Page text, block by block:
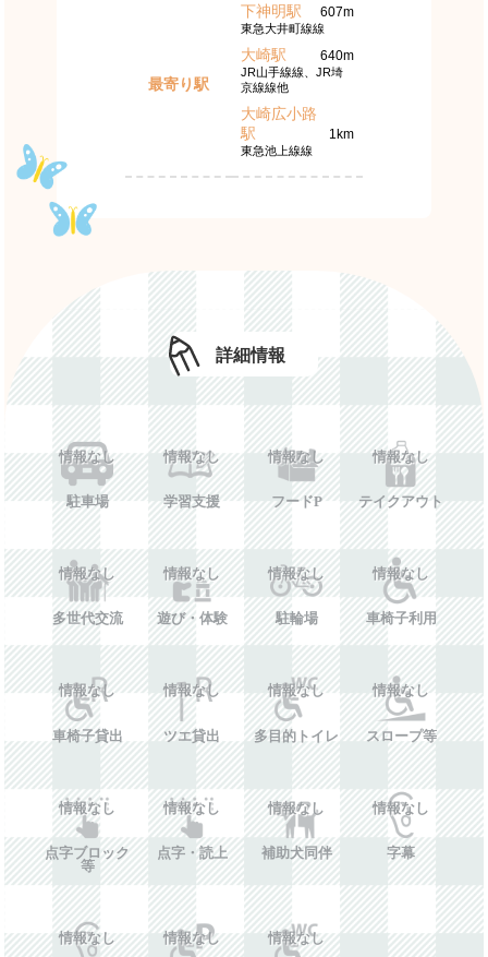
最寄り駅
下神明駅 607m
東急大井町線線
大崎駅 640m
JR山手線線、JR埼
京線線他
大崎広小路
駅
1km
東急池上線線
詳細情報
情報なし
駐車場
情報なし
学習支援
情報なし
フードP
情報なし
テイクアウト
情報なし
多世代交流
情報なし
遊び・体験
情報なし
駐輪場
情報なし
車椅子利用
情報なし
車椅子貸出
情報なし
ツエ貸出
情報なし
多目的トイレ
情報なし
スロープ等
情報なし
点字ブロック
等
情報なし
点字・読上
情報なし
補助犬同伴
情報なし
字幕
情報なし 情報なし 情報なし